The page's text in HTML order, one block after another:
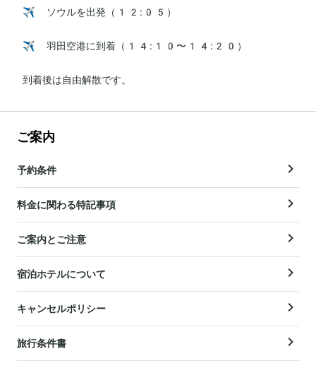
✈️ ソウルを出発（12:05）
✈️ 羽田空港に到着（14:10〜14:20）
到着後は自由解散です。
ご案内
予約条件
料金に関わる特記事項
ご案内とご注意
宿泊ホテルについて
キャンセルポリシー
旅行条件書